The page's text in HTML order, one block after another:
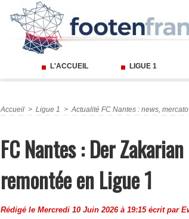
L'ACCUEIL LIGUE 1
Accueil > Ligue 1 > Actualité FC Nantes : news,
FC Nantes : Der
remontée en Ligue 1
Rédigé le Mercredi 10 Juin 2026 à 19:15 écrit par